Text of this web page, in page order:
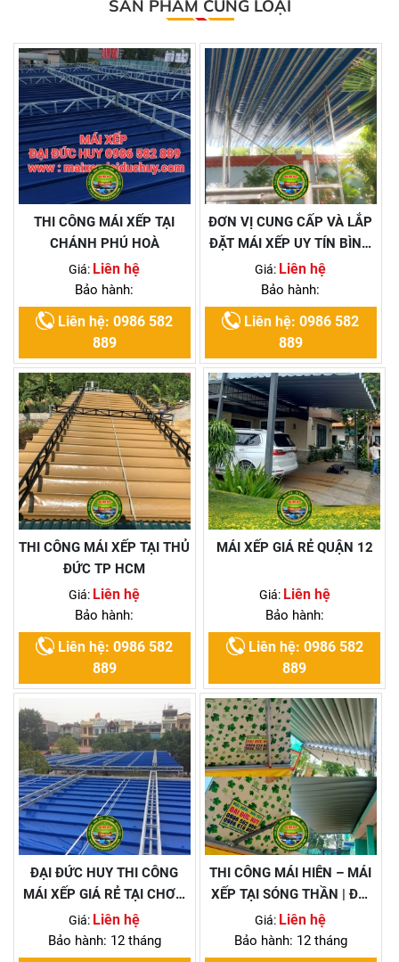
SẢN PHẨM CÙNG LOẠI
THI CÔNG MÁI XẾP TẠI
CHÁNH PHÚ HOÀ
Giá: Liên hệ
Bảo hành:
Liên hệ: 0986 582
889
ĐƠN VỊ CUNG CẤP VÀ LẮP
ĐẶT MÁI XẾP UY TÍN BÌNH
DƯƠNG
Giá: Liên hệ
Bảo hành:
Liên hệ: 0986 582
889
THI CÔNG MÁI XẾP TẠI THỦ
ĐỨC TP HCM
Giá: Liên hệ
Bảo hành:
Liên hệ: 0986 582
889
MÁI XẾP GIÁ RẺ QUẬN 12
Giá: Liên hệ
Bảo hành:
Liên hệ: 0986 582
889
ĐẠI ĐỨC HUY THI CÔNG
MÁI XẾP GIÁ RẺ TẠI CHƠN
THÀNH BÌNH PHƯỚC .
Giá: Liên hệ
Bảo hành: 12 tháng
THI CÔNG MÁI HIÊN – MÁI
XẾP TẠI SÓNG THẦN | ĐẠI
ĐỨC HUY
Giá: Liên hệ
Bảo hành: 12 tháng